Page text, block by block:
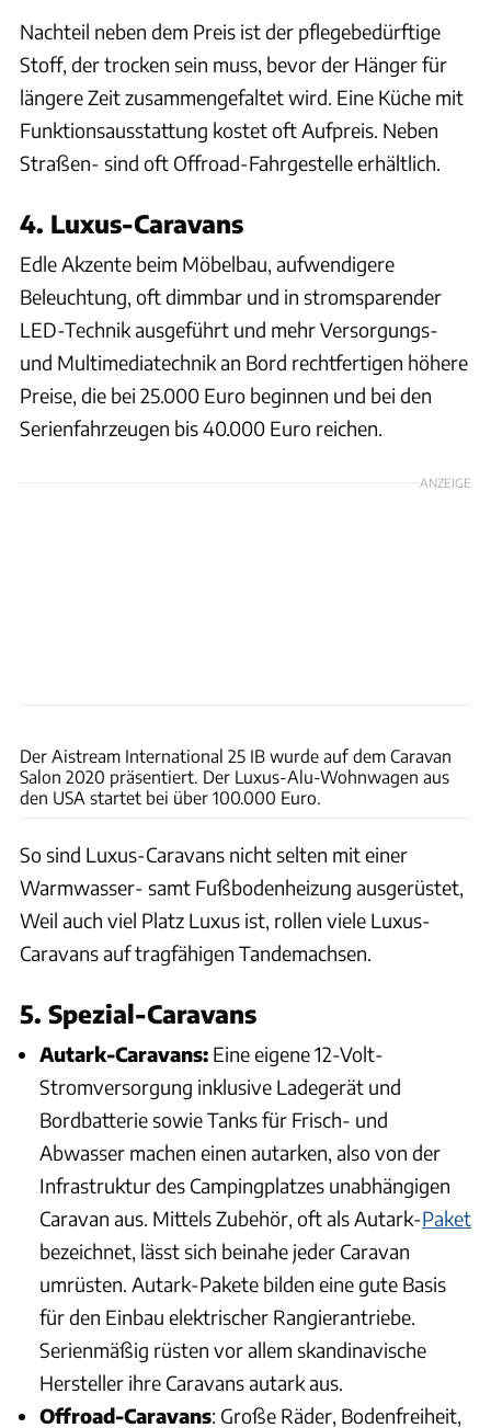
Nachteil neben dem Preis ist der pflegebedürftige
Stoff, der trocken sein muss, bevor der Hänger für
längere Zeit zusammengefaltet wird. Eine Küche mit
Funktionsausstattung kostet oft Aufpreis. Neben
Straßen- sind oft Offroad-Fahrgestelle erhältlich.
4. Luxus-Caravans
Edle Akzente beim Möbelbau, aufwendigere
Beleuchtung, oft dimmbar und in stromsparender
LED-Technik ausgeführt und mehr Versorgungs-
und Multimediatechnik an Bord rechtfertigen höhere
Preise, die bei 25.000 Euro beginnen und bei den
Serienfahrzeugen bis 40.000 Euro reichen.
ANZEIGE
Der Aistream International 25 IB wurde auf dem Caravan
Salon 2020 präsentiert. Der Luxus-Alu-Wohnwagen aus
den USA startet bei über 100.000 Euro.
So sind Luxus-Caravans nicht selten mit einer
Warmwasser- samt Fußbodenheizung ausgerüstet,
Weil auch viel Platz Luxus ist, rollen viele Luxus-
Caravans auf tragfähigen Tandemachsen.
5. Spezial-Caravans
Autark-Caravans: Eine eigene 12-Volt-
Stromversorgung inklusive Ladegerät und
Bordbatterie sowie Tanks für Frisch- und
Abwasser machen einen autarken, also von der
Infrastruktur des Campingplatzes unabhängigen
Caravan aus. Mittels Zubehör, oft als Autark-Paket
bezeichnet, lässt sich beinahe jeder Caravan
umrüsten. Autark-Pakete bilden eine gute Basis
für den Einbau elektrischer Rangierantriebe.
Serienmäßig rüsten vor allem skandinavische
Hersteller ihre Caravans autark aus.
Offroad-Caravans: Große Räder, Bodenfreiheit,